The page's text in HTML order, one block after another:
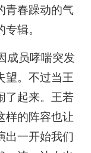
青春躁动的气
辑。
成员哮喘突发
望。不过当王
了起来。王若
样的阵容也让
出一开始我们